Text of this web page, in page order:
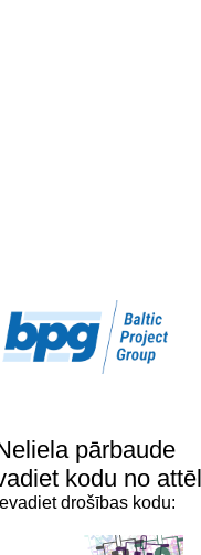
pārbaude
kodu no
Ievadiet drošības kodu: